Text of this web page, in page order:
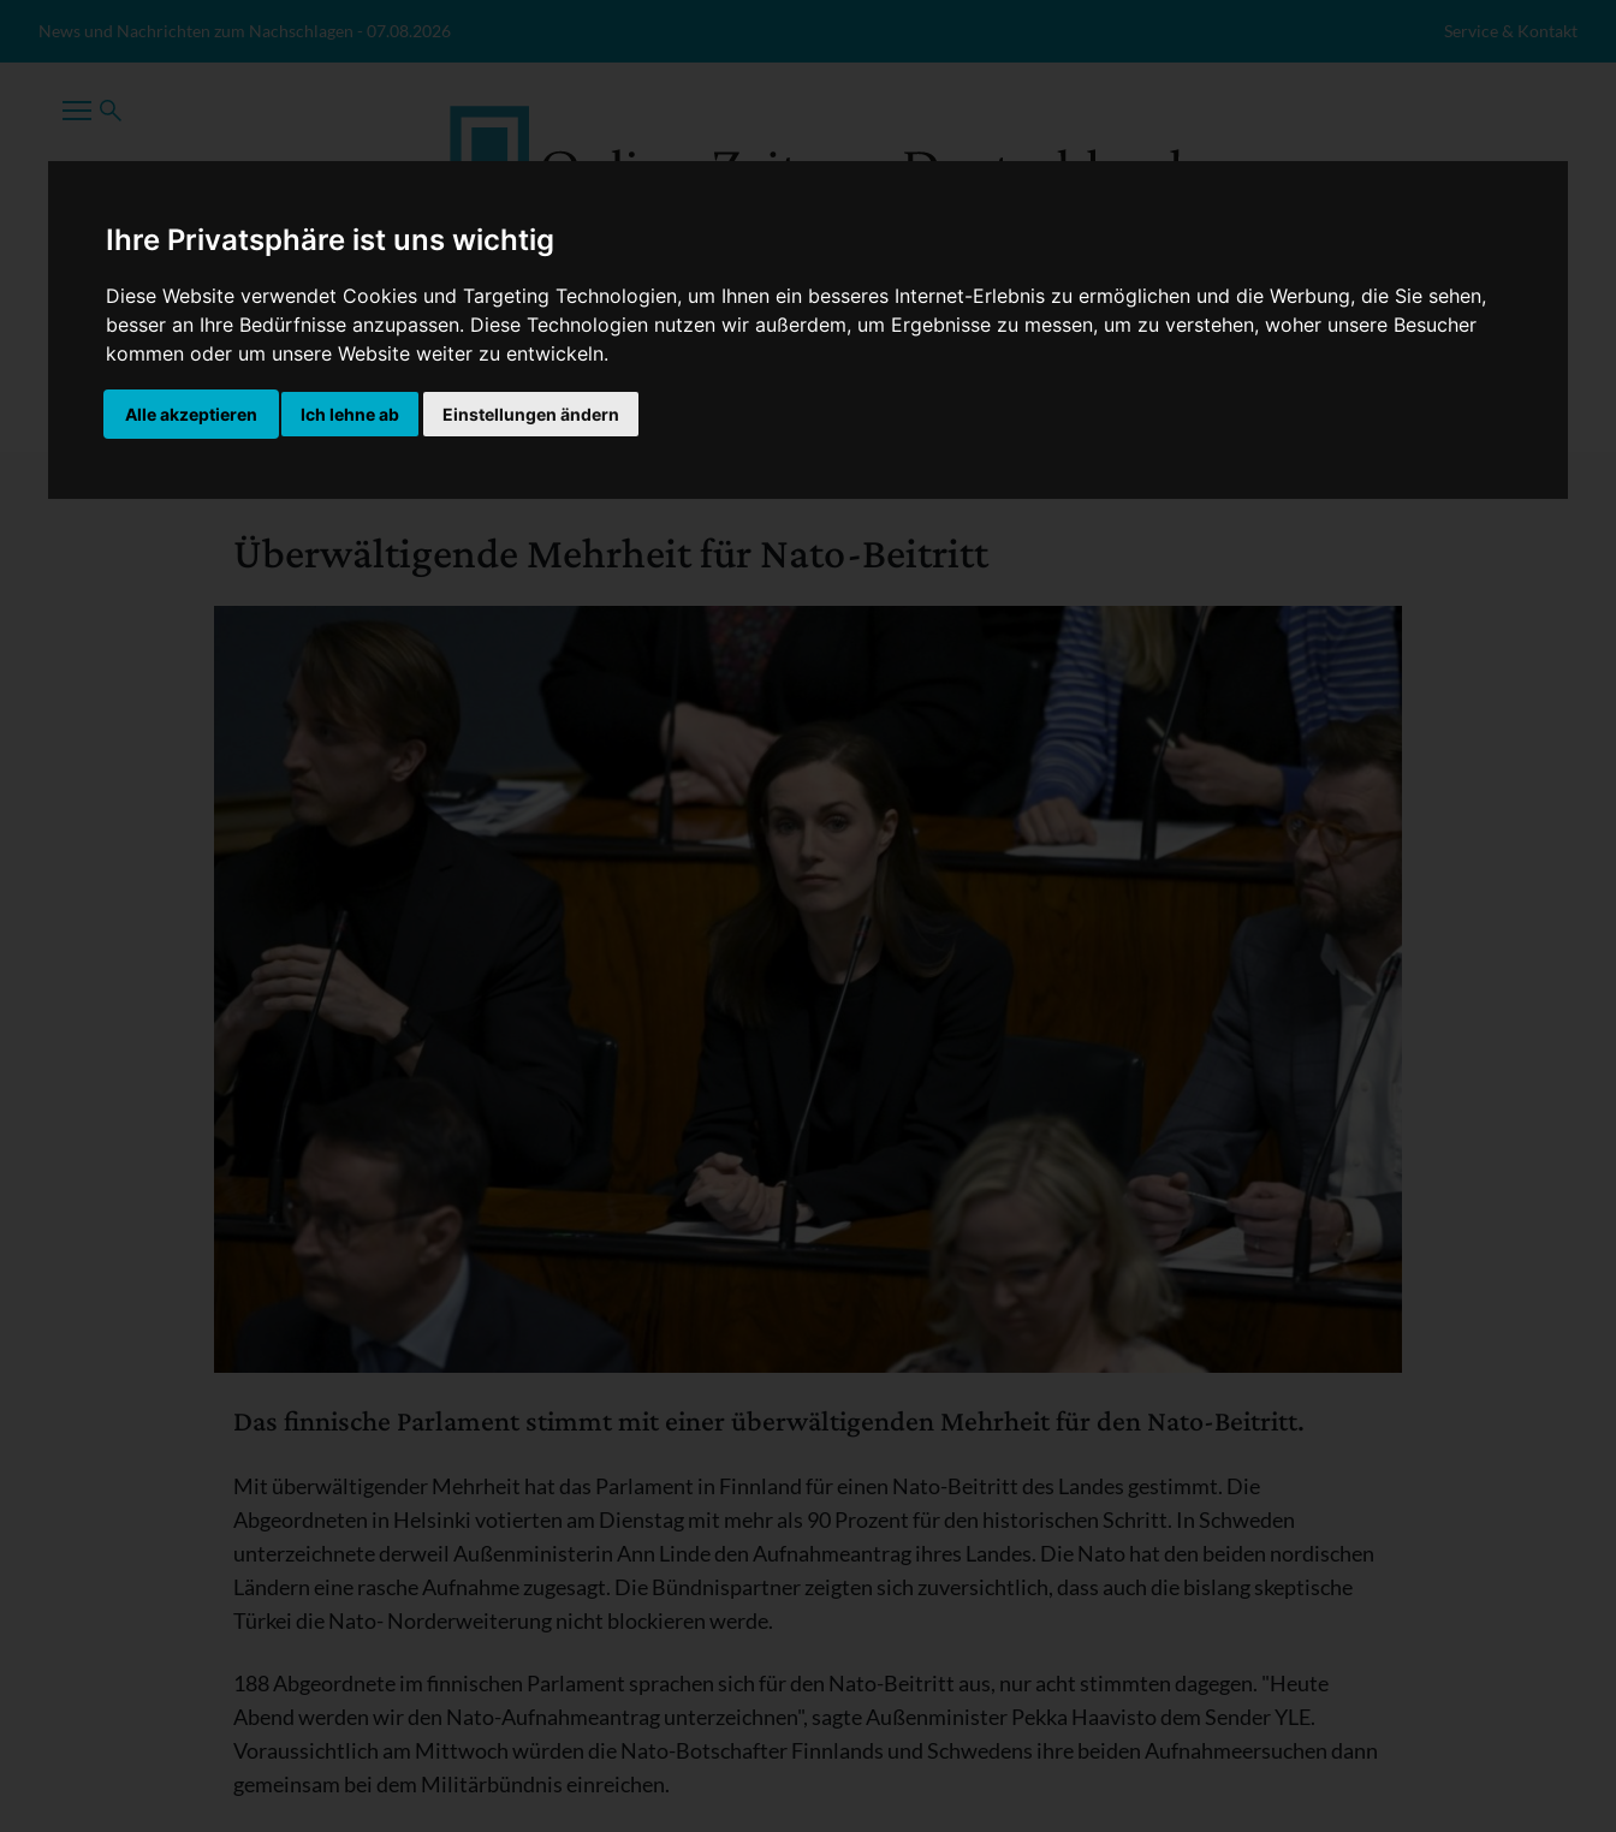
Ihre Privatsphäre ist uns wichtig
Diese Website verwendet Cookies und Targeting Technologien, um Ihnen ein besseres Internet-Erlebnis zu ermöglichen und die Werbung, die Sie sehen,
besser an Ihre Bedürfnisse anzupassen. Diese Technologien nutzen wir außerdem, um Ergebnisse zu messen, um zu verstehen, woher unsere Besucher
kommen oder um unsere Website weiter zu entwickeln.
Alle akzeptieren Ich lehne ab Einstellungen ändern
News und Nachrichten zum Nachschlagen - 07.08.2026 Service & Kontakt
TopNews Politik Sport Wirtschaft Firmennews Gesellschaft
Überwältigende Mehrheit für Nato-Beitritt
Das finnische Parlament stimmt mit einer überwältigenden Mehrheit für den Nato-Beitritt.
Mit überwältigender Mehrheit hat das Parlament in Finnland für einen Nato-Beitritt des Landes gestimmt. Die
Abgeordneten in Helsinki votierten am Dienstag mit mehr als 90 Prozent für den historischen Schritt. In Schweden
unterzeichnete derweil Außenministerin Ann Linde den Aufnahmeantrag ihres Landes. Die Nato hat den beiden nordischen
Ländern eine rasche Aufnahme zugesagt. Die Bündnispartner zeigten sich zuversichtlich, dass auch die bislang skeptische
Türkei die Nato- Norderweiterung nicht blockieren werde.
188 Abgeordnete im finnischen Parlament sprachen sich für den Nato-Beitritt aus, nur acht stimmten dagegen. "Heute
Abend werden wir den Nato-Aufnahmeantrag unterzeichnen", sagte Außenminister Pekka Haavisto dem Sender YLE.
Voraussichtlich am Mittwoch würden die Nato-Botschafter Finnlands und Schwedens ihre beiden Aufnahmeersuchen dann
gemeinsam bei dem Militärbündnis einreichen.